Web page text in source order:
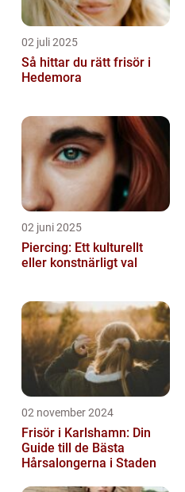
02 juli 2025
Så hittar du rätt frisör i
Hedemora
02 juni 2025
Piercing: Ett kulturellt
eller konstnärligt val
02 november 2024
Frisör i Karlshamn: Din
Guide till de Bästa
Hårsalongerna i Staden